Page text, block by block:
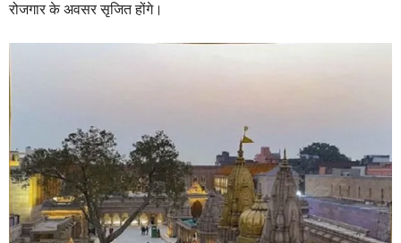
रोजगार के अवसर सृजित होंगे।